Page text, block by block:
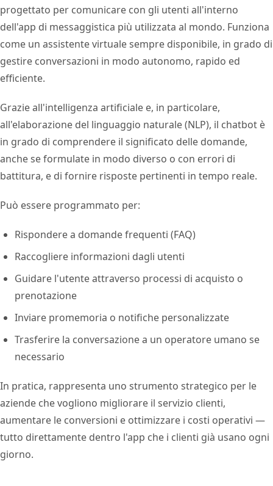
progettato per comunicare con gli utenti all'interno
dell'app di messaggistica più utilizzata al mondo. Funziona
come un assistente virtuale sempre disponibile, in grado di
gestire conversazioni in modo autonomo, rapido ed
efficiente.
Grazie all'intelligenza artificiale e, in particolare,
all'elaborazione del linguaggio naturale (NLP), il chatbot è
in grado di comprendere il significato delle domande,
anche se formulate in modo diverso o con errori di
battitura, e di fornire risposte pertinenti in tempo reale.
Può essere programmato per:
Rispondere a domande frequenti (FAQ)
Raccogliere informazioni dagli utenti
Guidare l'utente attraverso processi di acquisto o
prenotazione
Inviare promemoria o notifiche personalizzate
Trasferire la conversazione a un operatore umano se
necessario
In pratica, rappresenta uno strumento strategico per le
aziende che vogliono migliorare il servizio clienti,
aumentare le conversioni e ottimizzare i costi operativi —
tutto direttamente dentro l'app che i clienti già usano ogni
giorno.